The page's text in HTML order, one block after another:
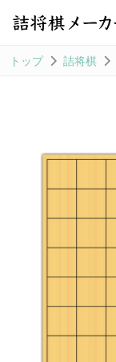
トップ 詰将棋